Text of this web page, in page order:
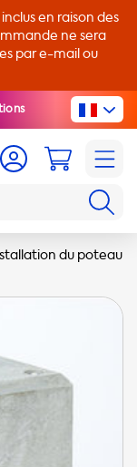
en raison des
ne sera
par e-mail ou
du poteau